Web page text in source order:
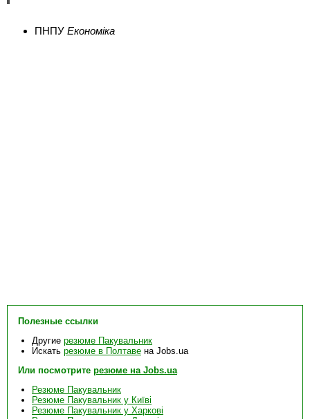
ПНПУ Економіка
Полезные ссылки
Другие резюме Пакувальник
Искать резюме в Полтаве на Jobs.ua
Или посмотрите резюме на Jobs.ua
Резюме Пакувальник
Резюме Пакувальник у Київі
Резюме Пакувальник у Харкові